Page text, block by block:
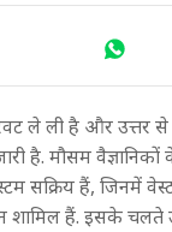
ले ली है और उत्तर
है. मौसम
सक्रिय हैं, जिनमें
हैं. इसके चलते